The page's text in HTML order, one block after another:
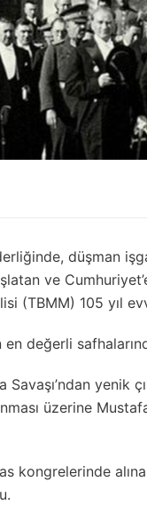
düşman
ve
(TBMM) 105 yıl
en değerli
Savaşı’ndan yenik
üzerine
kongrelerinde